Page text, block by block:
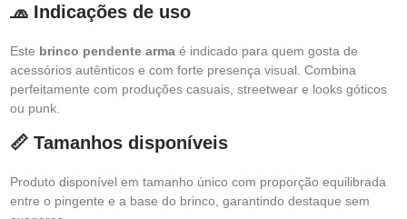
🧢 Indicações de uso
Este brinco pendente arma é indicado para quem gosta de
acessórios autênticos e com forte presença visual. Combina
perfeitamente com produções casuais, streetwear e looks góticos
ou punk.
📏 Tamanhos disponíveis
Produto disponível em tamanho único com proporção equilibrada
entre o pingente e a base do brinco, garantindo destaque sem